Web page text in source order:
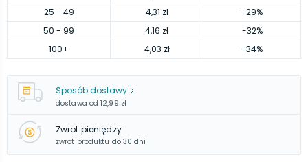
25 - 49 4,31 zł
-29%
50 - 99 4,16 zł
-32%
100+ 4,03 zł -34%
Sposób dostawy
dostawa od 12,99 zł
Zwrot pieniędzy
zwrot produktu do 30 dni